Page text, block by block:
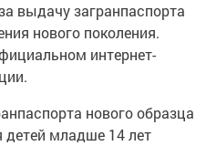
выдачу загранпаспорта
нового поколения.
интернет-
нового образца
детей младше 14 лет